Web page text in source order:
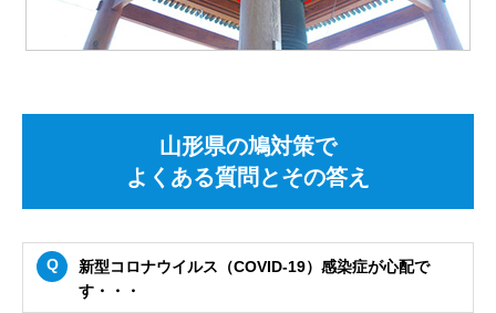
山形県の鳩対策で
よくある質問とその答え
新型コロナウイルス（COVID-19）感染症が心配で
す・・・